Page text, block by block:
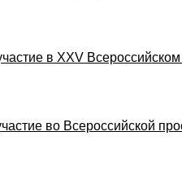
в XXV
во Всероссийской